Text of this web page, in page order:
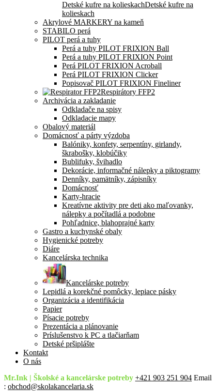
Detské kufre na kolieskachDetské kufre na
kolieskach
Akrylové MARKERY na kameň
STABILO perá
PILOT perá a tuhy
Perá a tuhy PILOT FRIXION Ball
Perá a tuhy PILOT FRIXION Point
Perá PILOT FRIXION Acroball
Perá PILOT FRIXION Clicker
Popisovač PILOT FRIXION Fineliner
Respirátory FFP2
Archivácia a zakladanie
Odkladače na spisy
Odkladacie mapy
Obalový materiál
Domácnosť a párty výzdoba
Balóniky, konfety, serpentíny, girlandy,
škrabošky, klobúčiky
Bublifuky, švihadlo
Dekorácie, informačné nálepky a piktogramy
Denníky, pamätníky, zápisníky
Domácnosť
Karty-hracie
Kreatívne aktivity pre deti ako maľovanky,
nálepky a počítadlá a podobne
Pohľadnice, blahoprajné karty
Gastro a kuchynské obaly
Hygienické potreby
Diáre
Kancelárska technika
Kancelárske potreby
Lepidlá a korekčné pomôcky, lepiace pásky
Organizácia a identifikácia
Papier
Písacie potreby
Prezentácia a plánovanie
Príslušenstvo k PC a tlačiarňam
Detské pršiplášte
Kontakt
O nás
Mr.Ink | Školské a kancelárske potreby +421 903 251 904 Email
: obchod@skolakancelaria.sk